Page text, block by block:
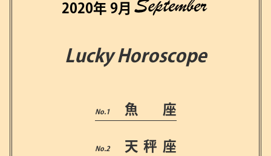
2020年 9月
Lucky Horoscope
魚 座
天秤座